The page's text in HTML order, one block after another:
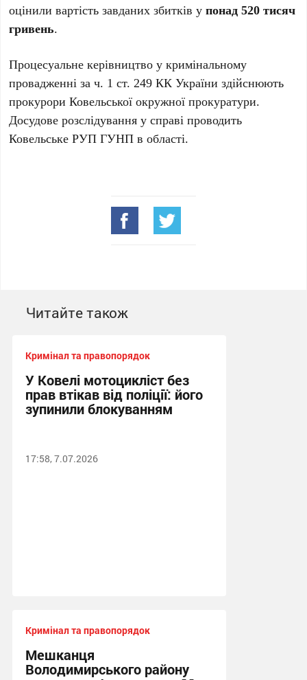
оцінили вартість завданих збитків упонад 520 тисяч
гривень.
Процесуальне керівництво у кримінальному
провадженні за ч. 1 ст. 249 КК України здійснюють
прокурори Ковельської окружної прокуратури.
Досудове розслідування у справі проводить
Ковельське РУП ГУНП в області.
Читайте також
Кримінал та правопорядок
У Ковелі мотоцикліст без
прав втікав від поліції: його
зупинили блокуванням
17:58, 7.07.2026
Кримінал та правопорядок
Мешканця
Володимирського району